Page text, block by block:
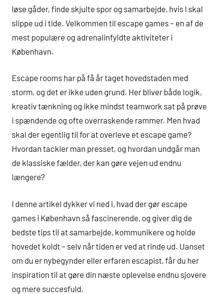
løse gåder, finde skjulte spor og samarbejde, hvis I skal
slippe ud i tide. Velkommen til escape games – en af de
mest populære og adrenalinfyldte aktiviteter i
København.
Escape rooms har på få år taget hovedstaden med
storm, og det er ikke uden grund. Her bliver både logik,
kreativ tænkning og ikke mindst teamwork sat på prøve
i spændende og ofte overraskende rammer. Men hvad
skal der egentlig til for at overleve et escape game?
Hvordan tackler man presset, og hvordan undgår man
de klassiske fælder, der kan gøre vejen ud endnu
længere?
I denne artikel dykker vi ned i, hvad der gør escape
games i København så fascinerende, og giver dig de
bedste tips til at samarbejde, kommunikere og holde
hovedet koldt – selv når tiden er ved at rinde ud. Uanset
om du er nybegynder eller erfaren escapist, får du her
inspiration til at gøre din næste oplevelse endnu sjovere
og mere succesfuld.